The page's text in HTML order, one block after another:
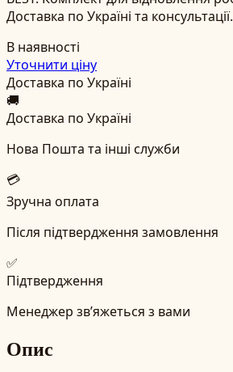
Доставка по Україні та консультації.
В наявності
Уточнити ціну
Доставка по Україні
🚚
Доставка по Україні
Нова Пошта та інші служби
💳
Зручна оплата
Після підтвердження замовлення
✅
Підтвердження
Менеджер зв’яжеться з вами
Опис